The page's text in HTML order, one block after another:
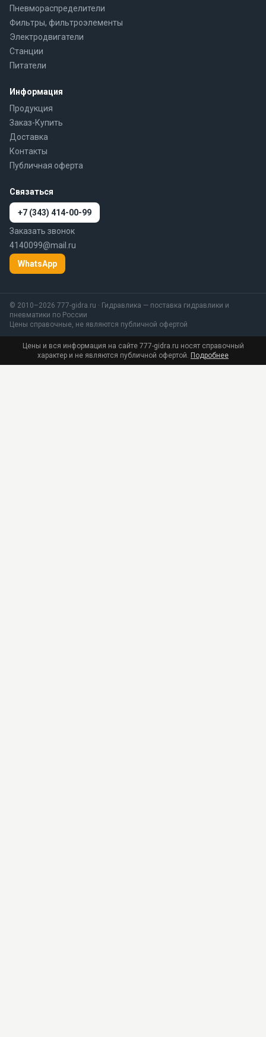
Пневмораспределители
Фильтры, фильтроэлементы
Электродвигатели
Станции
Питатели
Информация
Продукция
Заказ-Купить
Доставка
Контакты
Публичная оферта
Связаться
+7 (343) 414-00-99
Заказать звонок
4140099@mail.ru
WhatsApp
© 2010–2026 777-gidra.ru · Гидравлика — поставка гидравлики и
пневматики по России
Цены справочные, не являются публичной офертой
Цены и вся информация на сайте 777-gidra.ru носят справочный
характер и не являются публичной офертой. Подробнее